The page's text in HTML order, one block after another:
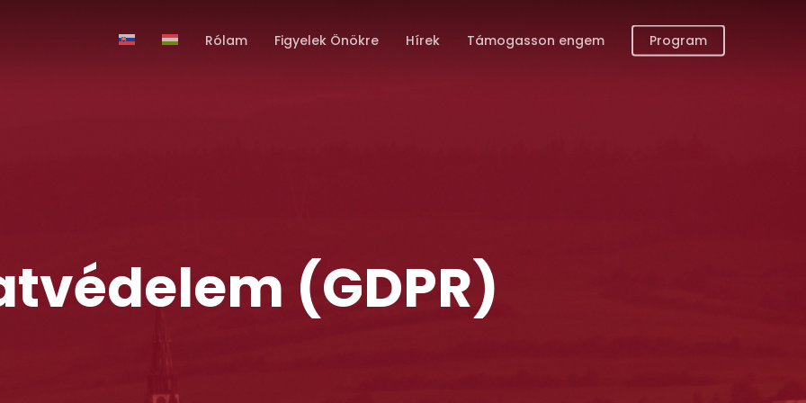
Rólam Figyelek Önökre Hírek Támogasson engem Program
(GDPR)